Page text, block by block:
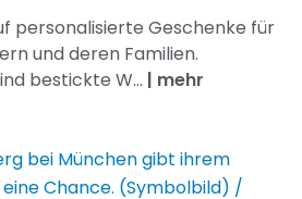
personalisierte Geschenke für
und deren Familien.
bestickte W... | mehr